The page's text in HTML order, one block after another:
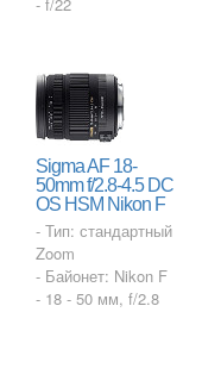
Sigma AF 18-
50mm f/2.8-4.5 DC
OS HSM Nikon F
- Тип: стандартный
Zoom
- Байонет: Nikon F
- 18 - 50 мм, f/2.8